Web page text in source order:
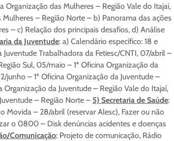
Organização das Mulheres – Região Vale do Itajaí,
– Região Norte – b) Panorama das ações
– c) Relação dos principais desafios, d) Análise
da Juventude: a) Calendário específico: 18 e
Trabalhadora da Fetiesc/CNTI, 07/abril –
Sul, 05/maio – 1ª Oficina Organização da
junho – 1ª Oficina Organização da Juventude –
da Juventude – Região Vale do Itajaí,
– Região Norte – 5) Secretaria de Saúde:
Movida – 28/abril (reservar Alesc), Fazer ou não
o 0800 – Disk denúncias acidentes e doenças
Comunicação: Projeto de comunicação, Rádio